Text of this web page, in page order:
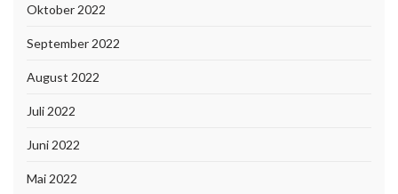
Oktober 2022
September 2022
August 2022
Juli 2022
Juni 2022
Mai 2022